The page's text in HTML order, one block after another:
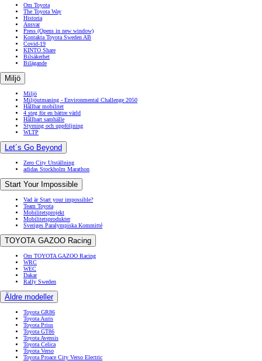
Om Toyota
The Toyota Way
Historia
Ansvar
Press (Opens in new window)
Kontakta Toyota Sweden AB
Covid-19
KINTO Share
Bilsäkerhet
Bilägande
Miljö
Miljö
Miljöutmaning - Environmental Challenge 2050
Hållbar mobilitet
4 steg för en bättre värld
Hållbart samhälle
Styrning och uppföljning
WLTP
Let´s Go Beyond
Zero City Utställning
adidas Stockholm Marathon
Start Your Impossible
Vad är Start your impossible?
Team Toyota
Mobilitetsprojekt
Mobilitetsprodukter
Sveriges Paralympiska Kommitté
TOYOTA GAZOO Racing
Om TOYOTA GAZOO Racing
WRC
WEC
Dakar
Rally Sweden
Äldre modeller
Toyota GR86
Toyota Auris
Toyota Prius
Toyota GT86
Toyota Avensis
Toyota Celica
Toyota Verso
Toyota Proace City Verso Electric